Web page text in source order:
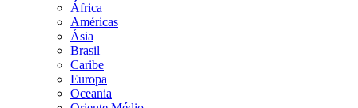
África
Américas
Ásia
Brasil
Caribe
Europa
Oceania